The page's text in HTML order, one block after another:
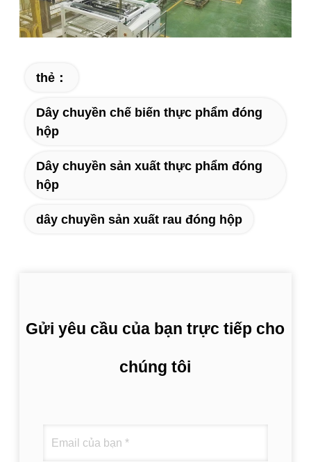
thẻ：
Dây chuyền chế biến thực phẩm đóng
hộp
Dây chuyền sản xuất thực phẩm đóng
hộp
dây chuyền sản xuất rau đóng hộp
Gửi yêu cầu của bạn trực tiếp cho
chúng tôi